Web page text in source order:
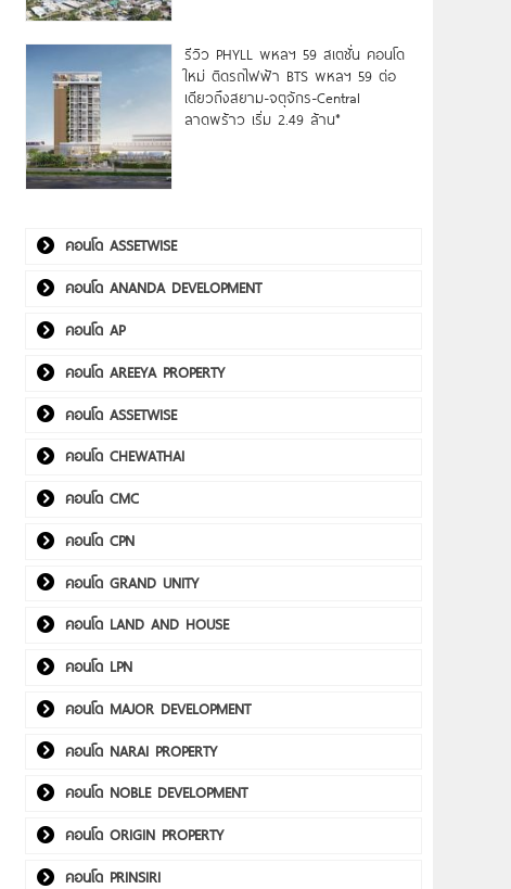
รีวิว PHYLL พหลฯ 59 สเตชั่น คอนโด
ใหม่ ติดรถไฟฟ้า BTS พหลฯ 59 ต่อ
เดียวถึงสยาม-จตุจักร-Central
ลาดพร้าว เริ่ม 2.49 ล้าน*
คอนโด ASSETWISE
คอนโด ANANDA DEVELOPMENT
คอนโด AP
คอนโด AREEYA PROPERTY
คอนโด ASSETWISE
คอนโด CHEWATHAI
คอนโด CMC
คอนโด CPN
คอนโด GRAND UNITY
คอนโด LAND AND HOUSE
คอนโด LPN
คอนโด MAJOR DEVELOPMENT
คอนโด NARAI PROPERTY
คอนโด NOBLE DEVELOPMENT
คอนโด ORIGIN PROPERTY
คอนโด PRINSIRI